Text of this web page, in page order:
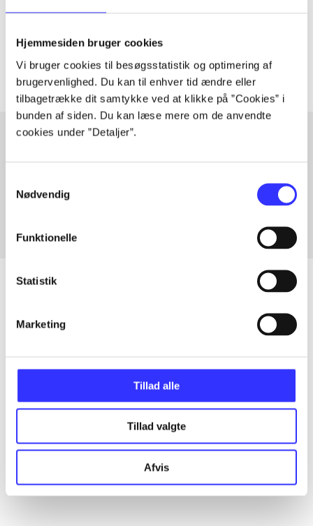
Hjemmesiden bruger cookies
Vi bruger cookies til besøgsstatistik og optimering af
brugervenlighed. Du kan til enhver tid ændre eller
tilbagetrække dit samtykke ved at klikke på ”Cookies” i
bunden af siden. Du kan læse mere om de anvendte
cookies under ”Detaljer”.
Nødvendig
Funktionelle
Statistik
Marketing
Tillad alle
Tillad valgte
Afvis
Artiklerne i handler ofte om
Fra
Artikler